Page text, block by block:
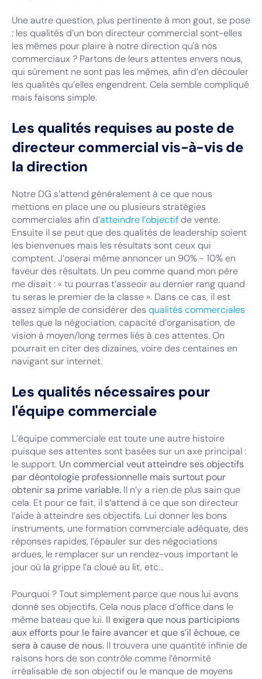
Une autre question, plus pertinente à mon gout, se pose
: les qualités d’un bon directeur commercial sont-elles
les mêmes pour plaire à notre direction qu'à nos
commerciaux ? Partons de leurs attentes envers nous,
qui sûrement ne sont pas les mêmes, afin d’en découler
les qualités qu’elles engendrent. Cela semble compliqué
mais faisons simple.
Les qualités requises au poste de
directeur commercial vis-à-vis de
la direction
Notre DG s’attend généralement à ce que nous
mettions en place une ou plusieurs stratégies
commerciales afin d’atteindre l’objectifde vente.
Ensuite il se peut que des qualités de leadership soient
les bienvenues mais les résultats sont ceux qui
comptent. J’oserai même annoncer un 90% - 10% en
faveur des résultats. Un peu comme quand mon père
me disait : « tu pourras t’asseoir au dernier rang quand
tu seras le premier de la classe ». Dans ce cas, il est
assez simple de considérer des qualités commerciales
telles que la négociation, capacité d’organisation, de
vision à moyen/long termes liés à ces attentes. On
pourrait en citer des dizaines, voire des centaines en
navigant sur internet.
Les qualités nécessaires pour
l'équipe commerciale
L’équipe commerciale est toute une autre histoire
puisque ses attentes sont basées sur un axe principal :
le support. Un commercial veut atteindre ses objectifs
par déontologie professionnelle mais surtout pour
obtenir sa prime variable. Il n’y a rien de plus sain que
cela. Et pour ce fait, il s’attend à ce que son directeur
l’aide à atteindre ses objectifs. Lui donner les bons
instruments, une formation commerciale adéquate, des
réponses rapides, l’épauler sur des négociations
ardues, le remplacer sur un rendez-vous important le
jour où la grippe l’a cloué au lit, etc...
Pourquoi ? Tout simplement parce que nous lui avons
donné ses objectifs. Cela nous place d’office dans le
même bateau que lui. Il exigera que nous participions
aux efforts pour le faire avancer et que s’il échoue, ce
sera à cause de nous. Il trouvera une quantité infinie de
raisons hors de son contrôle comme l’énormité
irréalisable de son objectif ou le manque de moyens